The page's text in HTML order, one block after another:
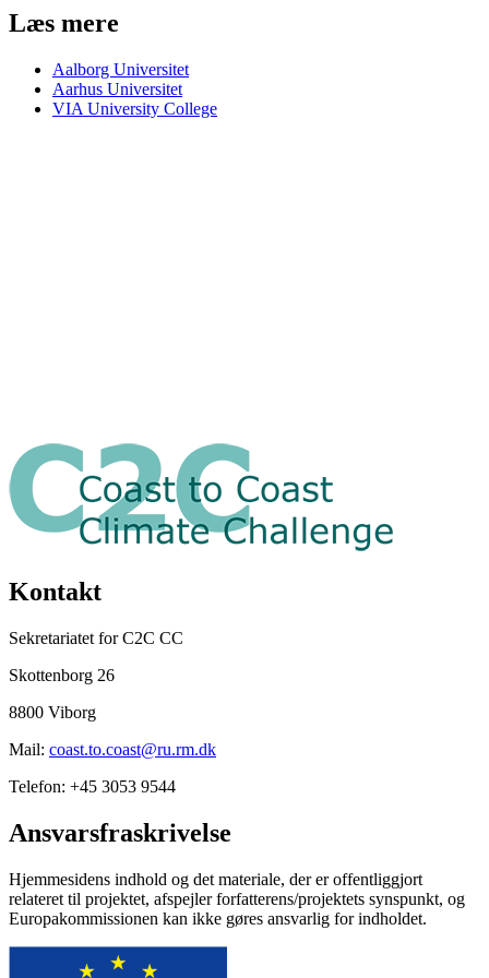
Læs mere
Aalborg Universitet
Aarhus Universitet
VIA University College
Kontakt
Sekretariatet for C2C CC
Skottenborg 26
8800 Viborg
Mail: coast.to.coast@ru.rm.dk
Telefon: +45 3053 9544
Ansvarsfraskrivelse
Hjemmesidens indhold og det materiale, der er offentliggjort
relateret til projektet, afspejler forfatterens/projektets synspunkt, og
Europakommissionen kan ikke gøres ansvarlig for indholdet.